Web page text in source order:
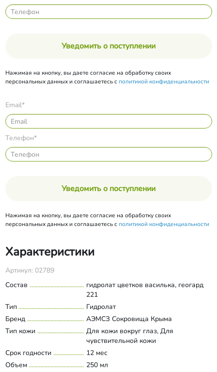
Уведомить о поступлении
Нажимая на кнопку, вы даете согласие на обработку своих
персональных данных и соглашаетесь с политикой конфиденциальности
Email*
Телефон*
Уведомить о поступлении
Нажимая на кнопку, вы даете согласие на обработку своих
персональных данных и соглашаетесь с политикой конфиденциальности
Характеристики
Артикул: 02789
Состав
гидролат цветков василька, геогард
221
Тип
Гидролат
Бренд
АЭМСЗ Сокровища Крыма
Тип кожи
Для кожи вокруг глаз, Для
чувствительной кожи
Срок годности
12 мес
Объем
250 мл